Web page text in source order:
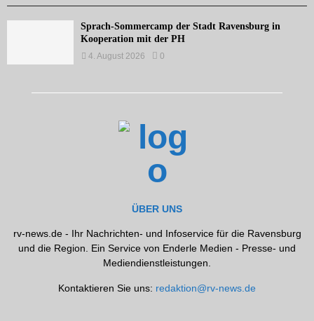
Sprach-Sommercamp der Stadt Ravensburg in
Kooperation mit der PH
4. August 2026 0
ÜBER UNS
rv-news.de - Ihr Nachrichten- und Infoservice für die Ravensburg
und die Region. Ein Service von Enderle Medien - Presse- und
Mediendienstleistungen.
Kontaktieren Sie uns: redaktion@rv-news.de